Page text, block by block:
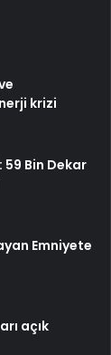
krizi
59 Bin Dekar
Emniyete
açık